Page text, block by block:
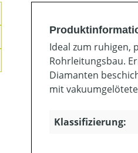
Ideal zum ruhigen,
Rohrleitungsbau.
Diamanten
mit
Klassifizierung: